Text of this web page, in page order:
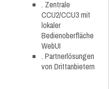
. Zentrale
CCU2/CCU3 mit
lokaler
Bedienoberfläche
WebUI
. Partnerlösungen
von Drittanbietern